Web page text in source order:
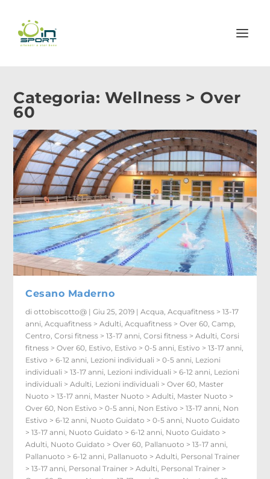
Categoria: Wellness > Over
60
Cesano Maderno
diottobiscotto@ |Giu 25, 2019 |Acqua ,Acquafitness > 13-17
anni ,Acquafitness > Adulti ,Acquafitness > Over 60 ,Camp
Centro ,Corsi fitness > 13-17 anni ,Corsi fitness > Adulti ,Corsi
fitness > Over 60 Estivo Estivo > 0-5 anni Estivo > 13-17 anni
Estivo > 6-12 anni Lezioni individuali > 0-5 anni Lezioni
individuali > 13-17 anni Lezioni individuali > 6-12 anni Lezioni
individuali > Adulti Lezioni individuali > Over 60 Master
Nuoto > 13-17 anni Master Nuoto > Adulti Master Nuoto >
Over 60 Non Estivo > 0-5 anni Non Estivo > 13-17 anni Non
Estivo > 6-12 anni Nuoto Guidato > 0-5 anni Nuoto Guidato
> 13-17 anni Nuoto Guidato > 6-12 anni Nuoto Guidato >
Adulti Nuoto Guidato > Over 60 Pallanuoto > 13-17 anni
Pallanuoto > 6-12 anni Pallanuoto > Adulti Personal Trainer
> 13-17 anni Personal Trainer > Adulti Personal Trainer >